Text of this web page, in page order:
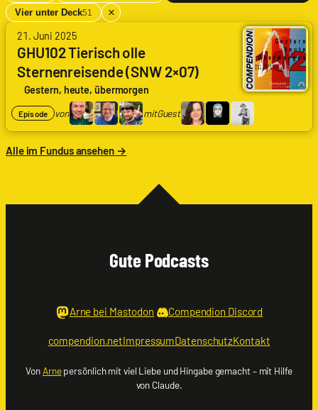
Vier unter Deck51 ×
21. Juni 2025
GHU102 Tierisch olle
Sternenreisende (SNW 2×07)
(Those Old Scientists)
Gestern, heute, übermorgen
Episode von mitGuest
von
Arne
Ruddat
Codenaga,
Hunte
Nils
Frank
mit
Alle im Fundus ansehen →
Gute Podcasts
Arne bei Mastodon Compendion Discord
compendion.netImpressumDatenschutzKontakt
Von Arnepersönlich mit viel Liebe und Hingabe gemacht – mit Hilfe
von Claude.